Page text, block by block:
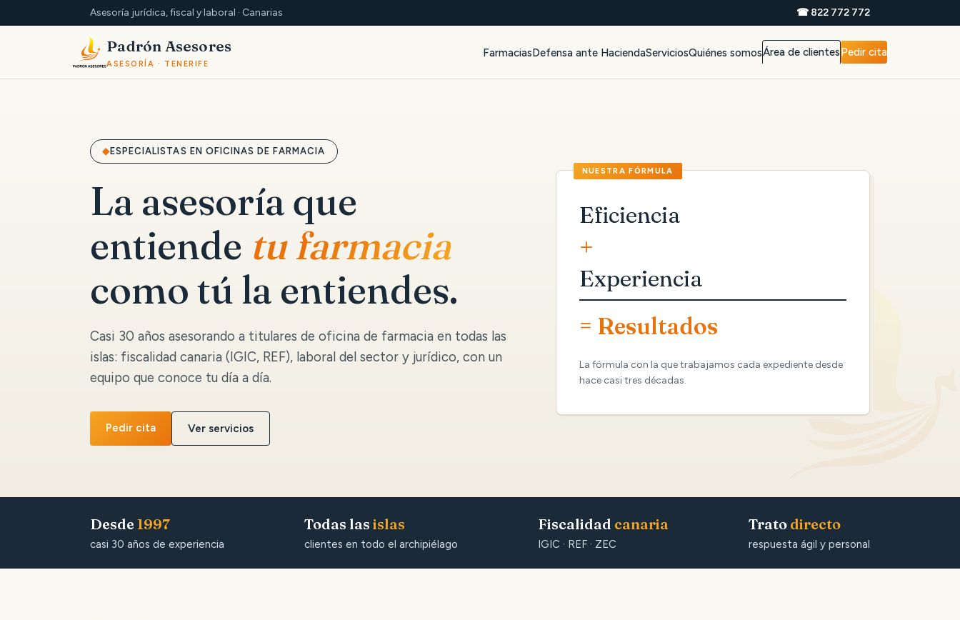
Asesoría jurídica, fiscal y laboral · Canarias ☎ 822 772 772
Padrón Asesores
ASESORÍA · TENERIFE
FarmaciasDefensa ante HaciendaServiciosQuiénes somosÁrea de clientesPedir cita
ESPECIALISTAS EN OFICINAS DE FARMACIA
La asesoría que
entiende tu farmacia
como tú la entiendes.
Casi 30 años asesorando a titulares de oficina de farmacia en todas las
islas: fiscalidad canaria (IGIC, REF), laboral del sector y jurídico, con un
equipo que conoce tu día a día.
Pedir cita Ver servicios
Eficiencia
+
Experiencia
= Resultados
La fórmula con la que trabajamos cada expediente desde
hace casi tres décadas.
Desde 1997
casi 30 años de experiencia
Todas las islas
clientes en todo el archipiélago
Fiscalidad canaria
IGIC · REF · ZEC
Trato directo
respuesta ágil y personal